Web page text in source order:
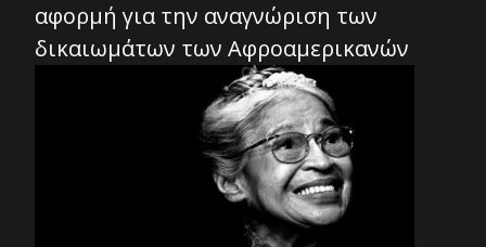
αφορμή για την αναγνώριση των
δικαιωμάτων των Αφροαμερικανών